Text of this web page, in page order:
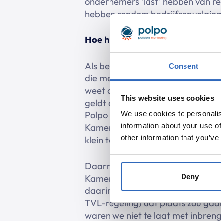
Consent
This website uses cookies
We use cookies to
information about your use
other information that
Deny
hebben rondom
Hoe helpt Polpo in het volgen
Als beleidsmedewerker houd ik
die meerwaarde is alleen maar
weet dan wanneer je inbreng
geldt dit proces minder. Er zijn
Polpo ons enorm bij geholpen.
Kamer te volgen. De snelheid
klein team en zitten op alle
Daarnaast zijn we dagelijks
Kamer gebeurt zoals
daarin echt een aantal keer
TVL-regeling) dat plaats zou
waren we niet te laat met